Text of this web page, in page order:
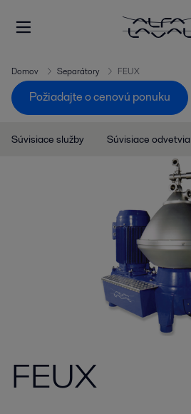
Domov Separátory FEUX
Požiadajte o cenovú ponuku
Súvisiace služby Súvisiace odvetvia
FEUX